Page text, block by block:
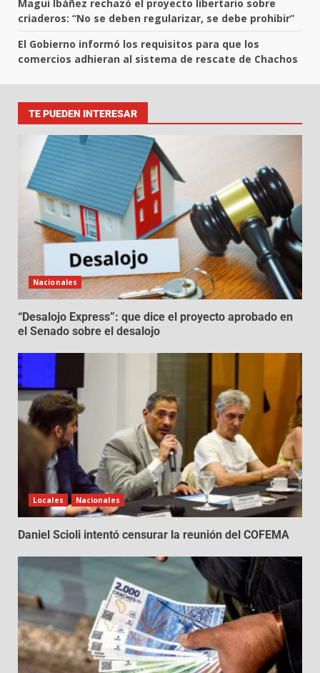
Magui Ibáñez rechazó el proyecto libertario sobre
criaderos: “No se deben regularizar, se debe prohibir”
El Gobierno informó los requisitos para que los
comercios adhieran al sistema de rescate de Chachos
TE PUEDEN INTERESAR
Nacionales
“Desalojo Express”: que dice el proyecto aprobado en
el Senado sobre el desalojo
Locales Nacionales
Daniel Scioli intentó censurar la reunión del COFEMA